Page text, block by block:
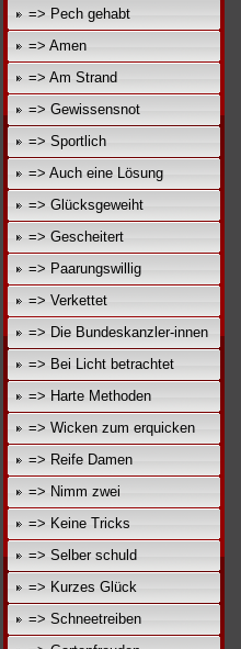
=> Pech gehabt
=> Amen
=> Am Strand
=> Gewissensnot
=> Sportlich
=> Auch eine Lösung
=> Glücksgeweiht
=> Gescheitert
=> Paarungswillig
=> Verkettet
=> Die Bundeskanzler-innen
=> Bei Licht betrachtet
=> Harte Methoden
=> Wicken zum erquicken
=> Reife Damen
=> Nimm zwei
=> Keine Tricks
=> Selber schuld
=> Kurzes Glück
=> Schneetreiben